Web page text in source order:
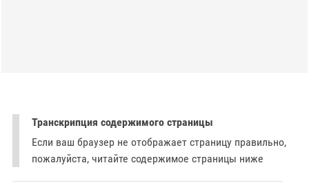
Транскрипция содержимого страницы
Если ваш браузер не отображает страницу правильно,
пожалуйста, читайте содержимое страницы ниже